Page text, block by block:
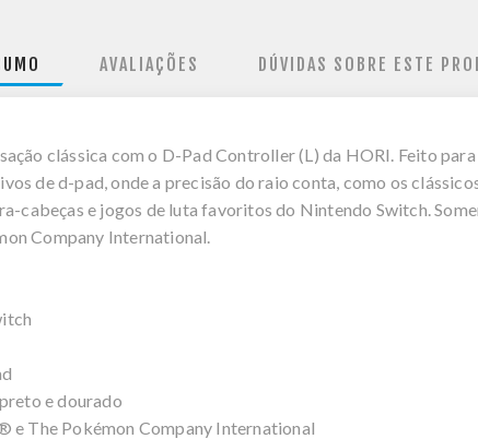
AVALIAÇÕES DÚVIDAS SOBRE ESTE
clássica com o D-Pad Controller (L) da HORI. Feito
de d-pad, onde a precisão do raio conta, como os
cabeças e jogos de luta favoritos do Nintendo Switch.
Company International.
e dourado
The Pokémon Company International